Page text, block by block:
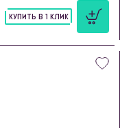
КУПИТЬ В 1 КЛИК